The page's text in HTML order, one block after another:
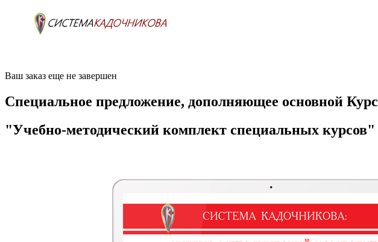
Ваш заказ еще не завершен
Специальное предложение, дополняющее основной Курс
"Учебно-методический комплект специальных курсов"